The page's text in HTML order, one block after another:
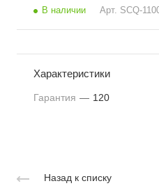
В наличии Арт. SCQ-
Характеристики
Гарантия — 120
Назад к списку